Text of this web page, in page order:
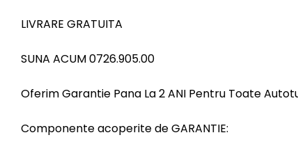
LIVRARE GRATUITA
SUNA ACUM 0726.905.00
Oferim Garantie Pana La 2 ANI Pentru Toate
Componente acoperite de GARANTIE: